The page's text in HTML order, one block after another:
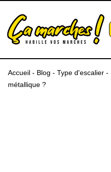
Accueil - Blog - Type d'escalier -
métallique ?